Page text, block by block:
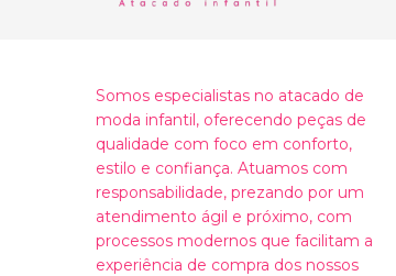
Somos especialistas no atacado de
moda infantil, oferecendo peças de
qualidade com foco em conforto,
estilo e confiança. Atuamos com
responsabilidade, prezando por um
atendimento ágil e próximo, com
processos modernos que facilitam a
experiência de compra dos nossos